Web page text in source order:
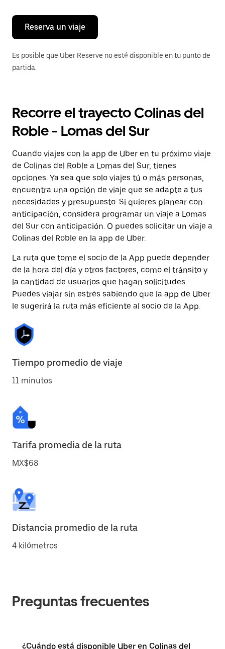
calendario.
Reserva un viaje
Es posible que Uber Reserve no esté disponible en tu punto de
partida.
Recorre el trayecto Colinas del
Roble - Lomas del Sur
Cuando viajes con la app de Uber en tu próximo viaje
de Colinas del Roble a Lomas del Sur, tienes
opciones. Ya sea que solo viajes tú o más personas,
encuentra una opción de viaje que se adapte a tus
necesidades y presupuesto. Si quieres planear con
anticipación, considera programar un viaje a Lomas
del Sur con anticipación. O puedes solicitar un viaje a
Colinas del Roble en la app de Uber.
La ruta que tome el socio de la App puede depender
de la hora del día y otros factores, como el tránsito y
la cantidad de usuarios que hagan solicitudes.
Puedes viajar sin estrés sabiendo que la app de Uber
le sugerirá la ruta más eficiente al socio de la App.
Tiempo promedio de viaje
11 minutos
Tarifa promedia de la ruta
MX$68
Distancia promedio de la ruta
4 kilómetros
Preguntas frecuentes
¿Cuándo está disponible Uber en Colinas del